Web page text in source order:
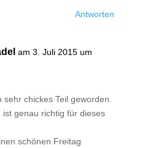
Antworten
am 3. Juli 2015 um
chickes Teil geworden.
ist genau richtig für dieses
schönen Freitag